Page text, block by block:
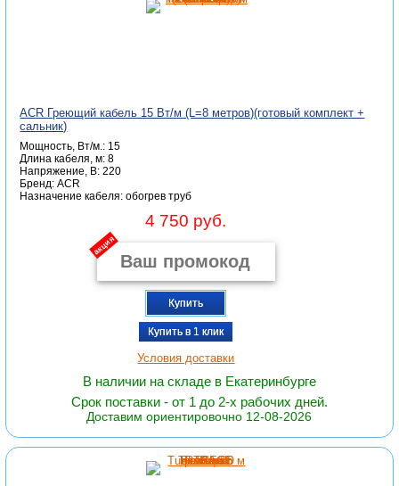
ACR Греющий кабель 15 Вт/м (L=8 метров)(готовый комплект +
сальник)
Мощность, Вт/м.: 15
Длина кабеля, м: 8
Напряжение, В: 220
Бренд: ACR
Назначение кабеля: обогрев труб
4 750 руб.
акция
Купить
Купить в 1 клик
Условия доставки
В наличии на складе в Екатеринбурге
Срок поставки - от 1 до 2-х рабочих дней.
Доставим ориентировочно 12-08-2026